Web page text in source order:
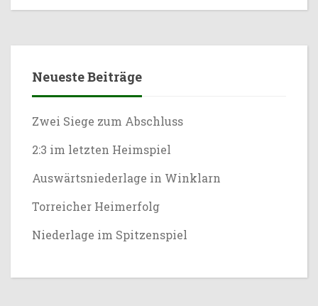
Neueste Beiträge
Zwei Siege zum Abschluss
2:3 im letzten Heimspiel
Auswärtsniederlage in Winklarn
Torreicher Heimerfolg
Niederlage im Spitzenspiel